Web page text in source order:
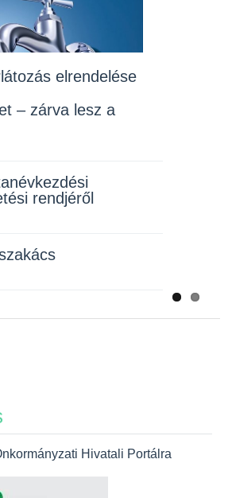
elrendelése
– zárva lesz a
rendjéről
az Erzsébet téri
Hivatali Portálra